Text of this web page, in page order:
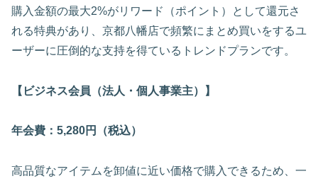
購入金額の最大2%がリワード（ポイント）として還元さ
れる特典があり、京都八幡店で頻繁にまとめ買いをするユ
ーザーに圧倒的な支持を得ているトレンドプランです。
【ビジネス会員（法人・個人事業主）】
年会費：5,280円（税込）
高品質なアイテムを卸値に近い価格で購入できるため、一